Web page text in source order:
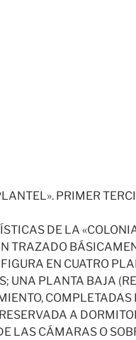
PRIMER
DE LA
TRAZADO
EN CUATRO
UNA PLANTA BAJA
COMPLETADAS
A
LAS CÁMARAS O